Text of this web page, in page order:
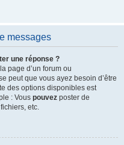
messages
une réponse ?
page d’un forum ou
peut que vous ayez besoin d’être
des options disponibles est
: Vous pouvez poster de
etc.